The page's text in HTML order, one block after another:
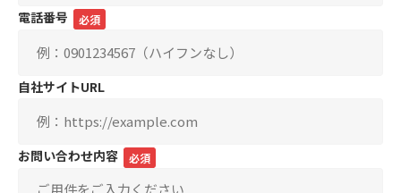
電話番号 必須
自社サイトURL
お問い合わせ内容 必須